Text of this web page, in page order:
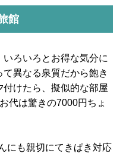
館
ろいろとお得な気分に
異なる泉質だから飽き
けたら、擬似的な部屋
代は驚きの7000円ちょ
にも親切にてきぱき対応